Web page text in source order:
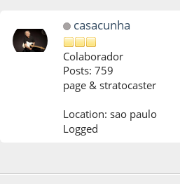
casacunha
Colaborador
Posts: 759
page & stratocaster
Location: sao paulo
Logged